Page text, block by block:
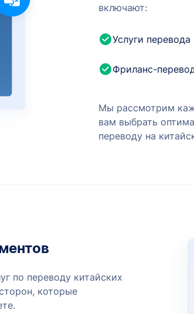
включают:
Услуги перевода
Фриланс-
Мы рассмотрим
вам выбрать
переводу на
по переводу китайских
которые